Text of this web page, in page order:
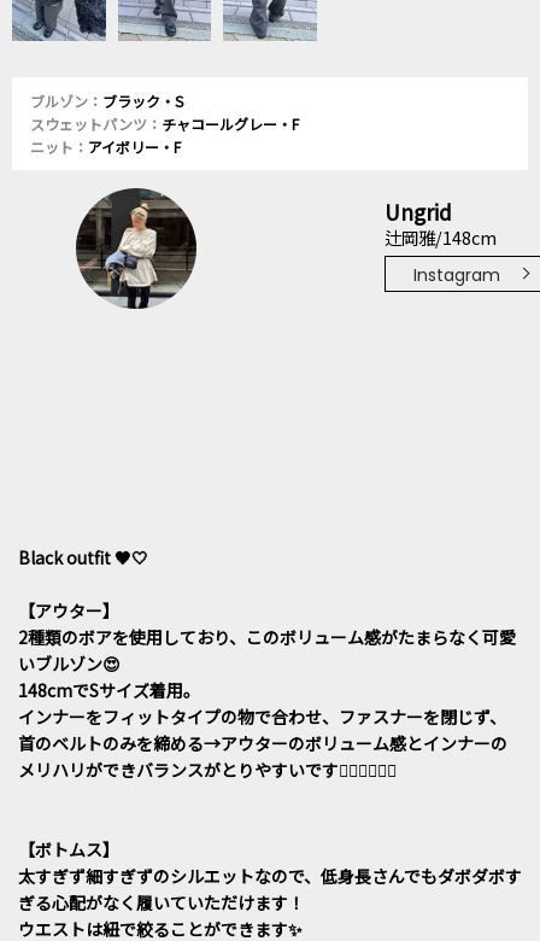
ブルゾン： ブラック・S
スウェットパンツ： チャコールグレー・F
ニット： アイボリー・F
Ungrid
辻岡雅/148cm
Instagram
Black outfit 🖤🤍
【アウター】
2種類のボアを使用しており、このボリューム感がたまらなく可愛
いブルゾン😍
148cmでSサイズ着用。
インナーをフィットタイプの物で合わせ、ファスナーを閉じず、
首のベルトのみを締める→アウターのボリューム感とインナーの
メリハリができバランスがとりやすいです🙆🏻‍♀️🙆🏻‍♀️
【ボトムス】
太すぎず細すぎずのシルエットなので、低身長さんでもダボダボす
ぎる心配がなく履いていただけます！
ウエストは紐で絞ることができます✨